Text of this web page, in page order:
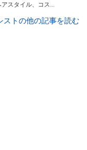
スタイル、コスメ
ストの他の記事を読む